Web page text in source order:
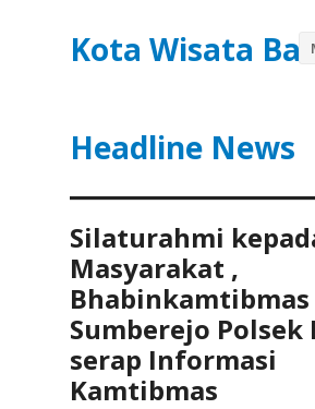
Kota Wisata
Headline News
Silaturahmi
Masyarakat ,
Bhabinkamtibmas
Sumberejo Polsek
serap Informasi
Kamtibmas